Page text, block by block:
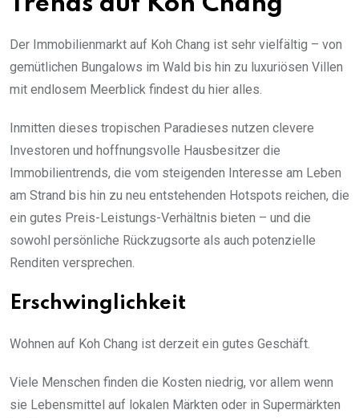
Der Immobilienmarkt auf Koh Chang ist sehr vielfältig – von
gemütlichen Bungalows im Wald bis hin zu luxuriösen Villen
mit endlosem Meerblick findest du hier alles.
Inmitten dieses tropischen Paradieses nutzen clevere
Investoren und hoffnungsvolle Hausbesitzer die
Immobilientrends, die vom steigenden Interesse am Leben
am Strand bis hin zu neu entstehenden Hotspots reichen, die
ein gutes Preis-Leistungs-Verhältnis bieten – und die
sowohl persönliche Rückzugsorte als auch potenzielle
Renditen versprechen.
Erschwinglichkeit
Wohnen auf Koh Chang ist derzeit ein gutes Geschäft.
Viele Menschen finden die Kosten niedrig, vor allem wenn
sie Lebensmittel auf lokalen Märkten oder in Supermärkten